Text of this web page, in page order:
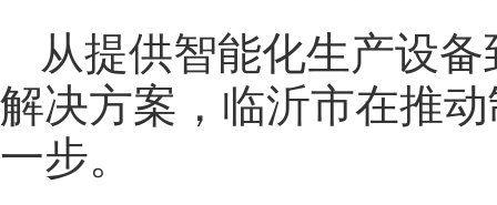
从提供智能化生产设
解决方案，临沂市在推
一步。